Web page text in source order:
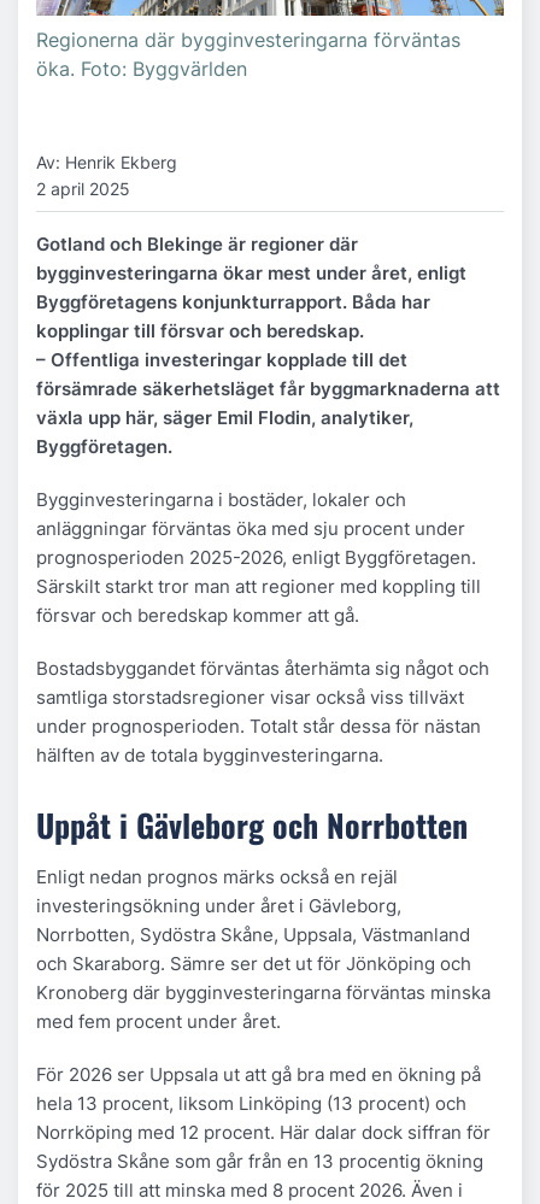
Regionerna där bygginvesteringarna förväntas
öka. Foto: Byggvärlden
Av: Henrik Ekberg
2 april 2025
Gotland och Blekinge är regioner där
bygginvesteringarna ökar mest under året, enligt
Byggföretagens konjunkturrapport. Båda har
kopplingar till försvar och beredskap.
– Offentliga investeringar kopplade till det
försämrade säkerhetsläget får byggmarknaderna att
växla upp här, säger Emil Flodin, analytiker,
Byggföretagen.
Bygginvesteringarna i bostäder, lokaler och
anläggningar förväntas öka med sju procent under
prognosperioden 2025-2026, enligt Byggföretagen.
Särskilt starkt tror man att regioner med koppling till
försvar och beredskap kommer att gå.
Bostadsbyggandet förväntas återhämta sig något och
samtliga storstadsregioner visar också viss tillväxt
under prognosperioden. Totalt står dessa för nästan
hälften av de totala bygginvesteringarna.
Uppåt i Gävleborg och Norrbotten
Enligt nedan prognos märks också en rejäl
investeringsökning under året i Gävleborg,
Norrbotten, Sydöstra Skåne, Uppsala, Västmanland
och Skaraborg. Sämre ser det ut för Jönköping och
Kronoberg där bygginvesteringarna förväntas minska
med fem procent under året.
För 2026 ser Uppsala ut att gå bra med en ökning på
hela 13 procent, liksom Linköping (13 procent) och
Norrköping med 12 procent. Här dalar dock siffran för
Sydöstra Skåne som går från en 13 procentig ökning
för 2025 till att minska med 8 procent 2026. Även i